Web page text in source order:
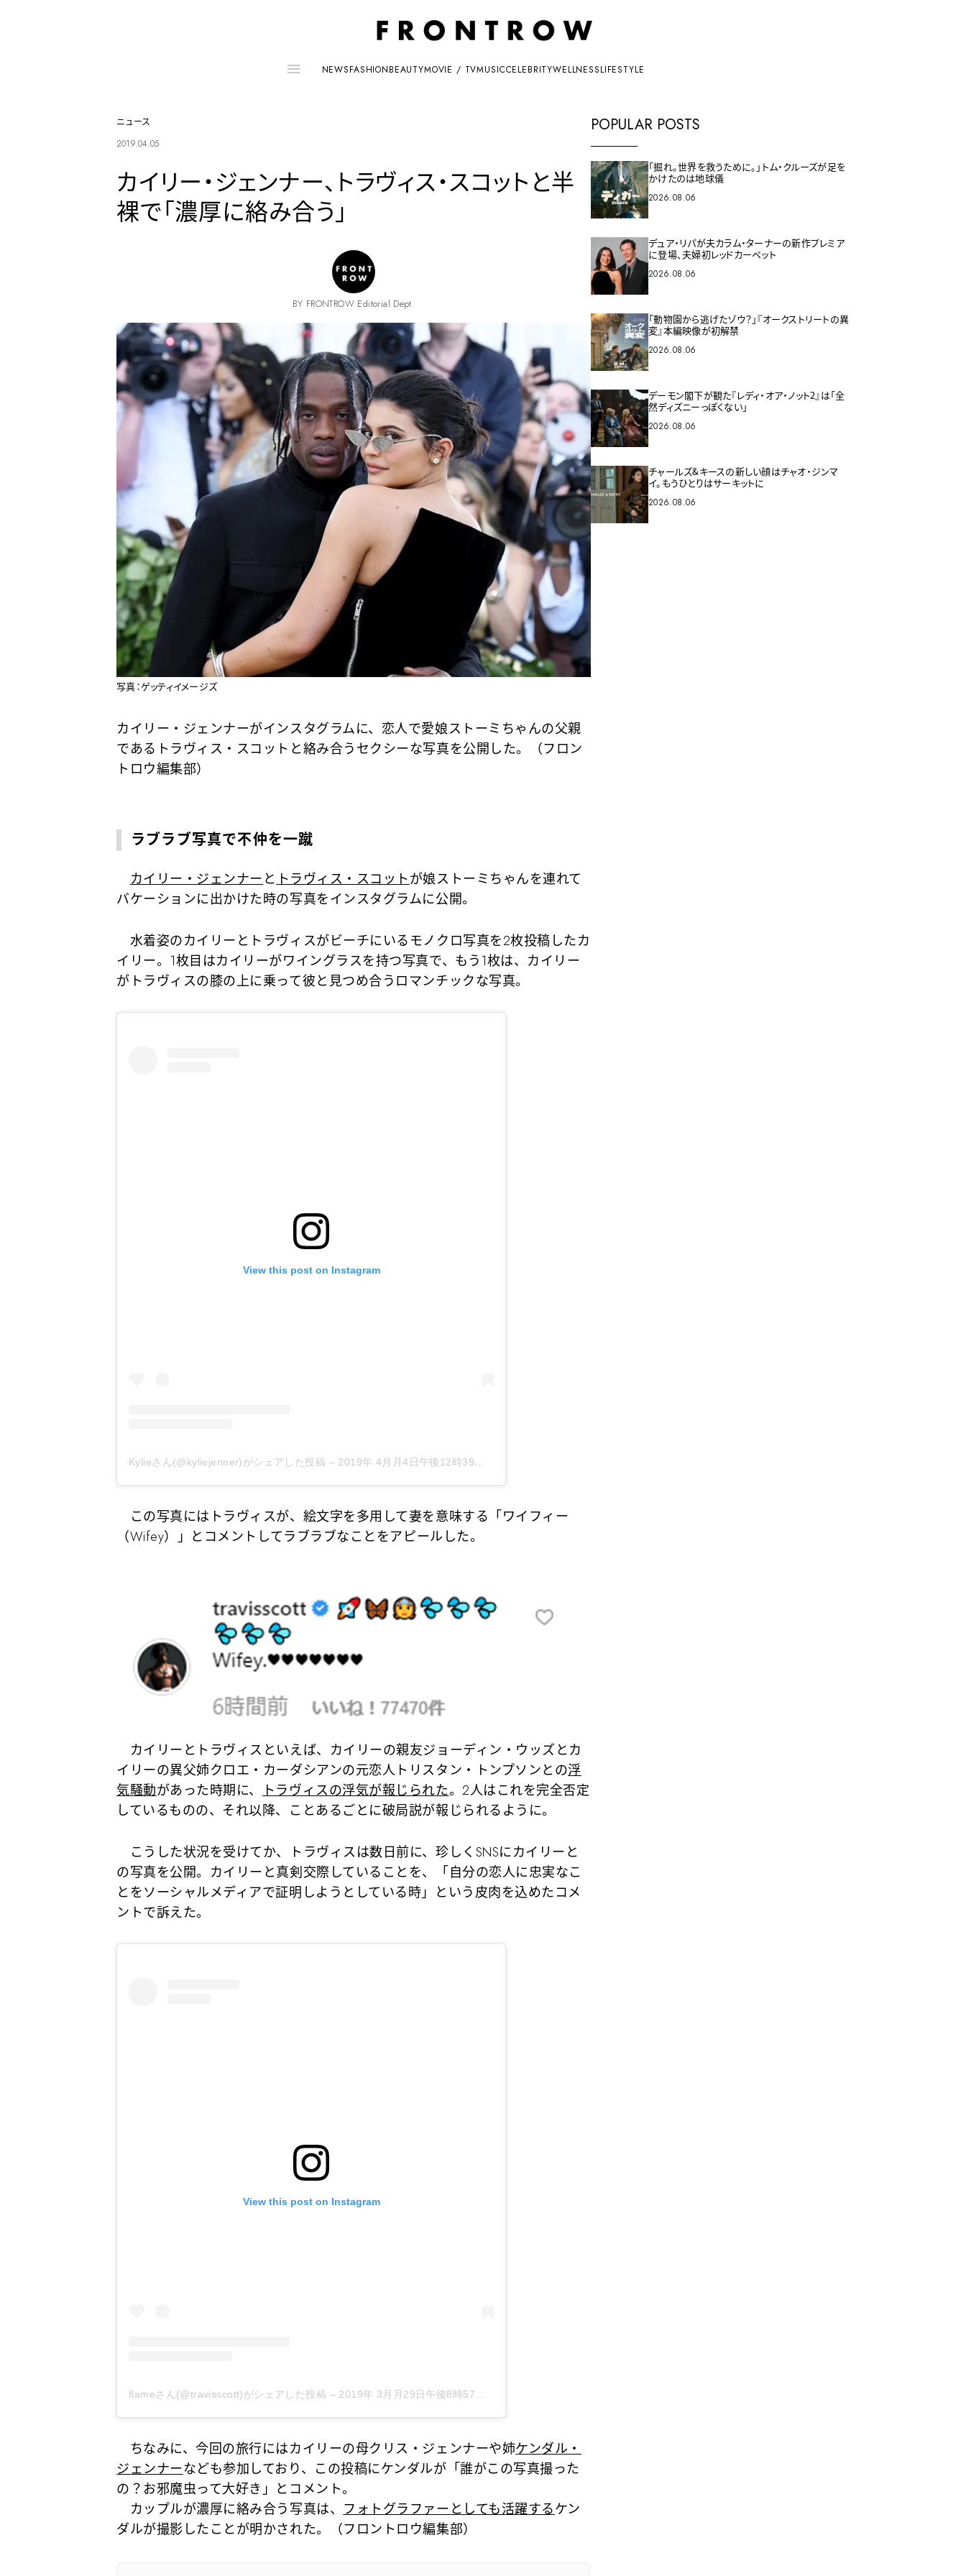
NEWSFASHIONBEAUTYMOVIE / TVMUSICCELEBRITYWELLNESSLIFESTYLE
ニュース
2019.04.05
カイリー・ジェンナー、トラヴィス・スコットと半
裸で「濃厚に絡み合う」
BY FRONTROW Editorial Dept.
写真：ゲッティイメージズ
カイリー・ジェンナーがインスタグラムに、恋人で愛娘ストーミちゃんの父親
であるトラヴィス・スコットと絡み合うセクシーな写真を公開した。（フロン
トロウ編集部）
ラブラブ写真で不仲を一蹴
カイリー・ジェンナーと トラヴィス・スコットが娘ストーミちゃんを連れて
バケーションに出かけた時の写真をインスタグラムに公開。
水着姿のカイリーとトラヴィスがビーチにいるモノクロ写真を2枚投稿したカ
イリー。1枚目はカイリーがワイングラスを持つ写真で、もう1枚は、カイリー
がトラヴィスの膝の上に乗って彼と見つめ合うロマンチックな写真。
View this post on Instagram
Kylieさん(@kyliejenner)がシェアした投稿 – 2019年 4月月4日午後12時39分PDT
この写真にはトラヴィスが、絵文字を多用して妻を意味する「ワイフィー
（Wifey）」とコメントしてラブラブなことをアピールした。
カイリーとトラヴィスといえば、カイリーの親友ジョーディン・ウッズとカ
イリーの異父姉クロエ・カーダシアンの元恋人トリスタン・トンプソンとの浮
気騒動があった時期に、 トラヴィスの浮気が報じられた。2人はこれを完全否定
しているものの、それ以降、ことあるごとに破局説が報じられるように。
こうした状況を受けてか、トラヴィスは数日前に、珍しくSNSにカイリーと
の写真を公開。カイリーと真剣交際していることを、「自分の恋人に忠実なこ
とをソーシャルメディアで証明しようとしている時」という皮肉を込めたコメ
ントで訴えた。
View this post on Instagram
flameさん(@travisscott)がシェアした投稿 – 2019年 3月月29日午後8時57分PDT
ちなみに、今回の旅行にはカイリーの母クリス・ジェンナーや姉ケンダル・
ジェンナーなども参加しており、この投稿にケンダルが「誰がこの写真撮った
の？お邪魔虫って大好き」とコメント。
カップルが濃厚に絡み合う写真は、 フォトグラファーとしても活躍するケン
ダルが撮影したことが明かされた。（フロントロウ編集部）
POPULAR POSTS
「掘れ。世界を救うために。」トム・クルーズが足を
かけたのは地球儀
2026.08.06
デュア・リパが夫カラム・ターナーの新作プレミア
に登場、夫婦初レッドカーペット
2026.08.06
「動物園から逃げたゾウ？」『オークストリートの異
変』本編映像が初解禁
2026.08.06
デーモン閣下が観た『レディ・オア・ノット2』は「全
然ディズニーっぽくない」
2026.08.06
チャールズ&キースの新しい顔はチャオ・ジンマ
イ。もうひとりはサーキットに
2026.08.06